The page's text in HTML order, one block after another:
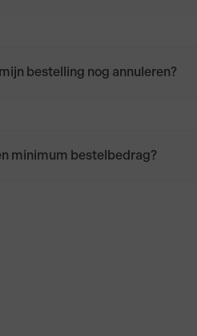
bestelling nog annuleren?
minimum bestelbedrag?